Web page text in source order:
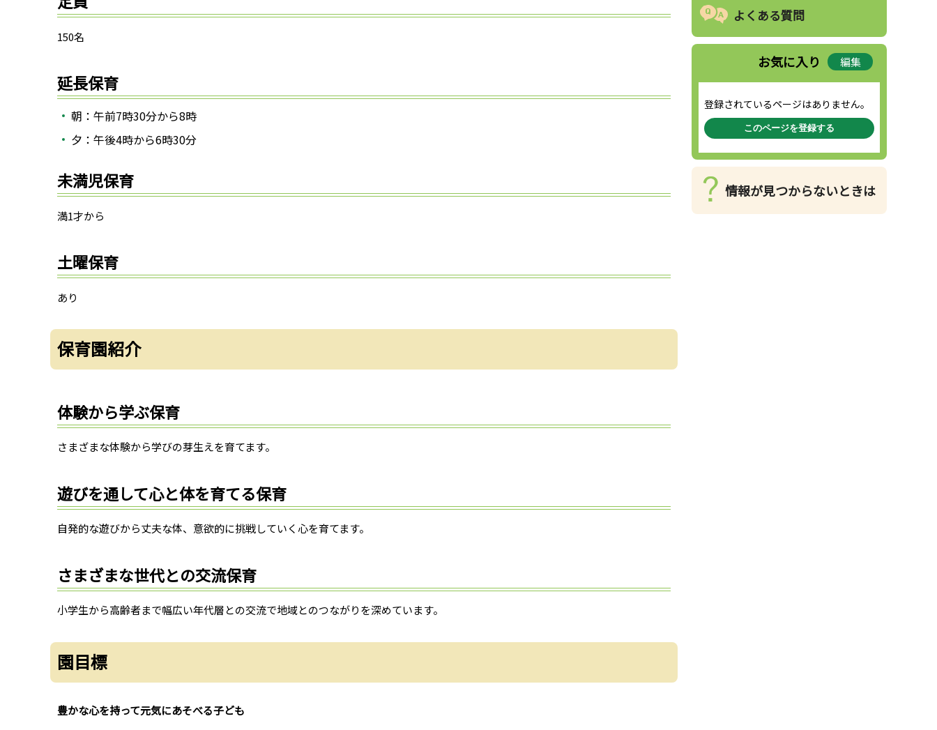
150名
延長保育
朝：午前7時30分から8時
夕：午後4時から6時30分
未満児保育
満1才から
土曜保育
あり
保育園紹介
体験から学ぶ保育
さまざまな体験から学びの芽生えを育てます。
遊びを通して心と体を育てる保育
自発的な遊びから丈夫な体、意欲的に挑戦していく心を育てます。
さまざまな世代との交流保育
小学生から高齢者まで幅広い年代層との交流で地域とのつながりを深めています。
園目標
豊かな心を持って元気にあそべる子ども
よくある質問
お気に入り 編集
登録されているページはありません。
このページを登録する
情報が見つからないときは